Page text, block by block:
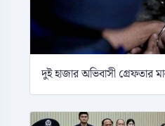
দুই হাজার অভিবাসী গ্রেফতার